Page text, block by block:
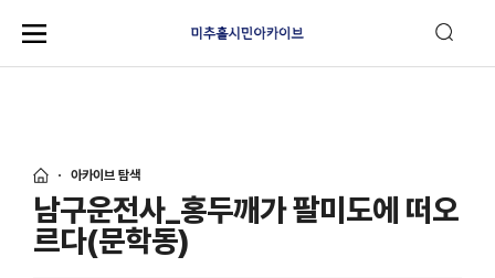
아카이브 탐색
남구운전사_홍두깨가 팔미도에 떠오
르다(문학동)